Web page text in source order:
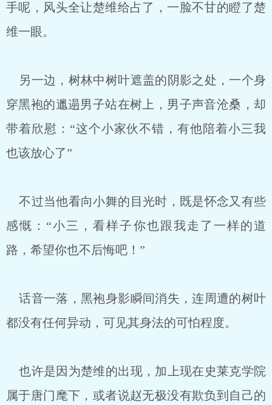
手呢，风头全让楚维给占了，一脸不甘的瞪了楚
维一眼。
另一边，树林中树叶遮盖的阴影之处，一个身
穿黑袍的邋遢男子站在树上，男子声音沧桑，却
带着欣慰：“这个小家伙不错，有他陪着小三我
也该放心了”
不过当他看向小舞的目光时，既是怀念又有些
感慨：“小三，看样子你也跟我走了一样的道
路，希望你也不后悔吧！”
话音一落，黑袍身影瞬间消失，连周遭的树叶
都没有任何异动，可见其身法的可怕程度。
也许是因为楚维的出现，加上现在史莱克学院
属于唐门麾下，或者说赵无极没有欺负到自己的